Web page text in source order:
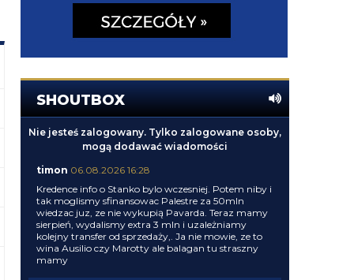
SHOUTBOX
Nie jesteś zalogowany. Tylko zalogowane osoby,
mogą dodawać wiadomości
timon 06.08.2026 16:28
Kredence info o Stanko bylo wczesniej. Potem niby i
tak moglismy sfinansowac Palestre za 50mln
wiedzac juz, ze nie wykupią Pavarda. Teraz mamy
sierpień, wydalismy extra 3 mln i uzależniamy
kolejny transfer od sprzedaży,. Ja nie mowie, ze to
wina Ausilio czy Marotty ale balagan tu straszny
mamy